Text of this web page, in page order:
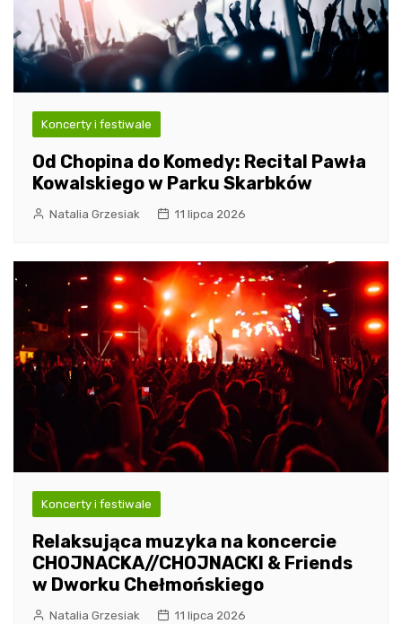
Koncerty i festiwale
Od Chopina do Komedy: Recital Pawła
Kowalskiego w Parku Skarbków
Natalia Grzesiak 11 lipca 2026
Koncerty i festiwale
Relaksująca muzyka na koncercie
CHOJNACKA//CHOJNACKI & Friends
w Dworku Chełmońskiego
Natalia Grzesiak 11 lipca 2026